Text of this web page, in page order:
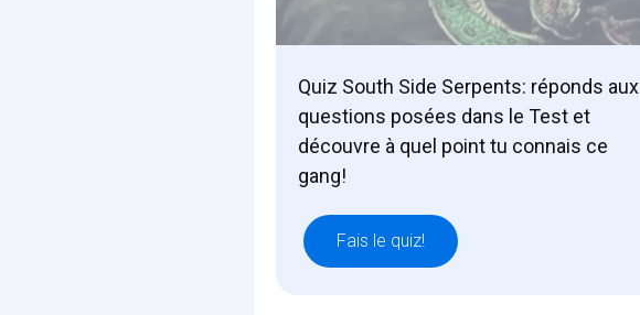
Quiz South Side Serpents: réponds aux
questions posées dans le Test et
découvre à quel point tu connais ce
gang!
Fais le quiz!